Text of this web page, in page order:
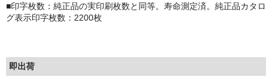
トナー再生の流れ
リサイクルトナーで経費削減
■印字枚数：純正品の実印刷枚数と同等。寿命測定済。純正品カタロ
グ表示印字枚数：2200枚
即出荷